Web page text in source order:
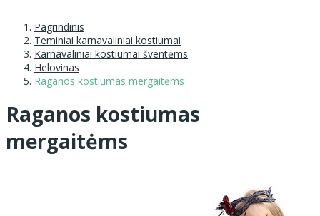
Pagrindinis
Teminiai karnavaliniai kostiumai
Karnavaliniai kostiumai šventėms
Helovinas
Raganos kostiumas mergaitėms
Raganos kostiumas
mergaitėms